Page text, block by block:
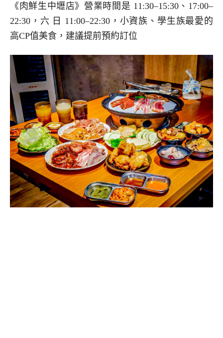
《肉鮮生中壢店》營業時間是 11:30–15:30、17:00–
22:30，六 日 11:00–22:30，小資族、學生族最愛的
高CP值美食，建議提前預約訂位